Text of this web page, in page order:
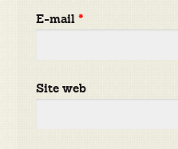
E-mail*
Site web